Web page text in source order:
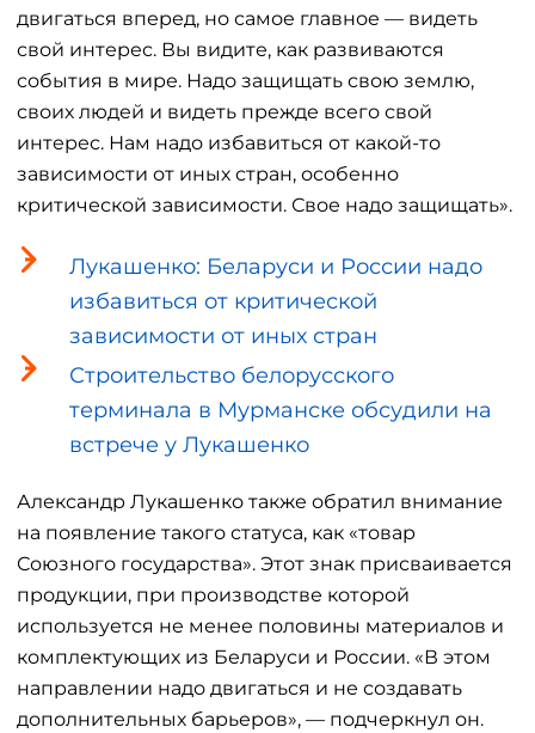
двигаться вперед, но самое главное — видеть
свой интерес. Вы видите, как развиваются
события в мире. Надо защищать свою землю,
своих людей и видеть прежде всего свой
интерес. Нам надо избавиться от какой-то
зависимости от иных стран, особенно
критической зависимости. Свое надо защищать».
Лукашенко: Беларуси и России надо
избавиться от критической
зависимости от иных стран
Строительство белорусского
терминала в Мурманске обсудили на
встрече у Лукашенко
Александр Лукашенко также обратил внимание
на появление такого статуса, как «товар
Союзного государства». Этот знак присваивается
продукции, при производстве которой
используется не менее половины материалов и
комплектующих из Беларуси и России. «В этом
направлении надо двигаться и не создавать
дополнительных барьеров», — подчеркнул он.